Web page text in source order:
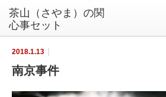
茶山（さやま）の関
心事セット
2018.1.13
南京事件